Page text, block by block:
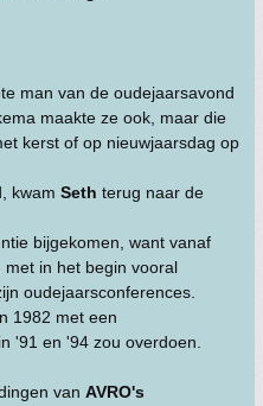
man van de oudejaarsavond
maakte ze ook, maar die
kerst of op nieuwjaarsdag op
kwam Seth terug naar de
bijgekomen, want vanaf
, met in het begin vooral
oudejaarsconferences.
1982 met een
'91 en '94 zou overdoen.
van AVRO's